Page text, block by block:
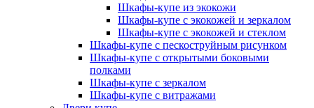
Шкафы-купе из экокожи
Шкафы-купе с экокожей и зеркалом
Шкафы-купе с экокожей и стеклом
Шкафы-купе с пескоструйным рисунком
Шкафы-купе с открытыми боковыми
полками
Шкафы-купе с зеркалом
Шкафы-купе с витражами